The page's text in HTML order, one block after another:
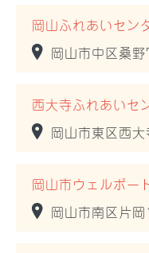
岡山ふれあいセ
岡山市中区桑
西大寺ふれあい
岡山市東区西
岡山市ウェルポー
岡山市南区片